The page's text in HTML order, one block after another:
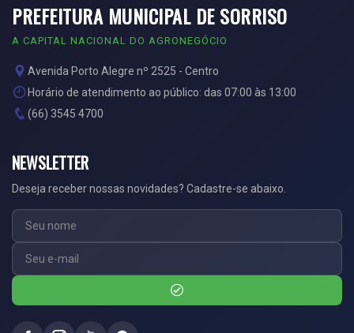
PREFEITURA MUNICIPAL DE SORRISO
A CAPITAL NACIONAL DO AGRONEGÓCIO
Avenida Porto Alegre nº 2525 - Centro
Horário de atendimento ao público: das 07:00 às 13:00
(66) 3545 4700
NEWSLETTER
Deseja receber nossas novidades? Cadastre-se abaixo.